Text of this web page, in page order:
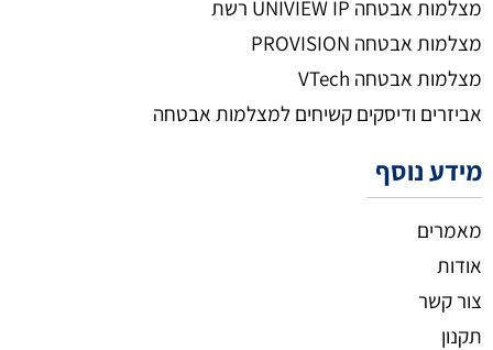
מצלמות אבטחה UNIVIEW IP רשת
מצלמות אבטחה PROVISION
מצלמות אבטחה VTech
אביזרים ודיסקים קשיחים למצלמות אבטחה
מידע נוסף
מאמרים
אודות
צור קשר
תקנון